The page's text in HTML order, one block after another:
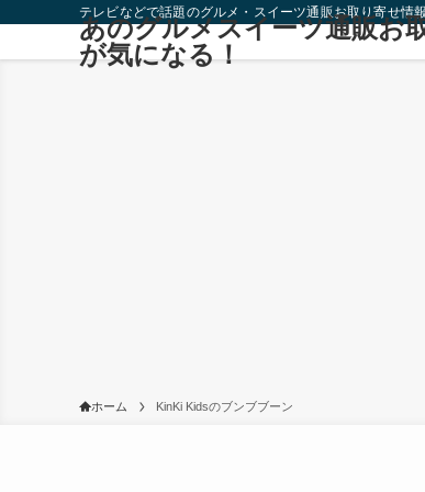
テレビなどで話題のグルメ・スイーツ通販お取り寄せ情
あのグルメスイーツ通販お
が気になる！
ホーム KinKi Kidsのブンブブーン